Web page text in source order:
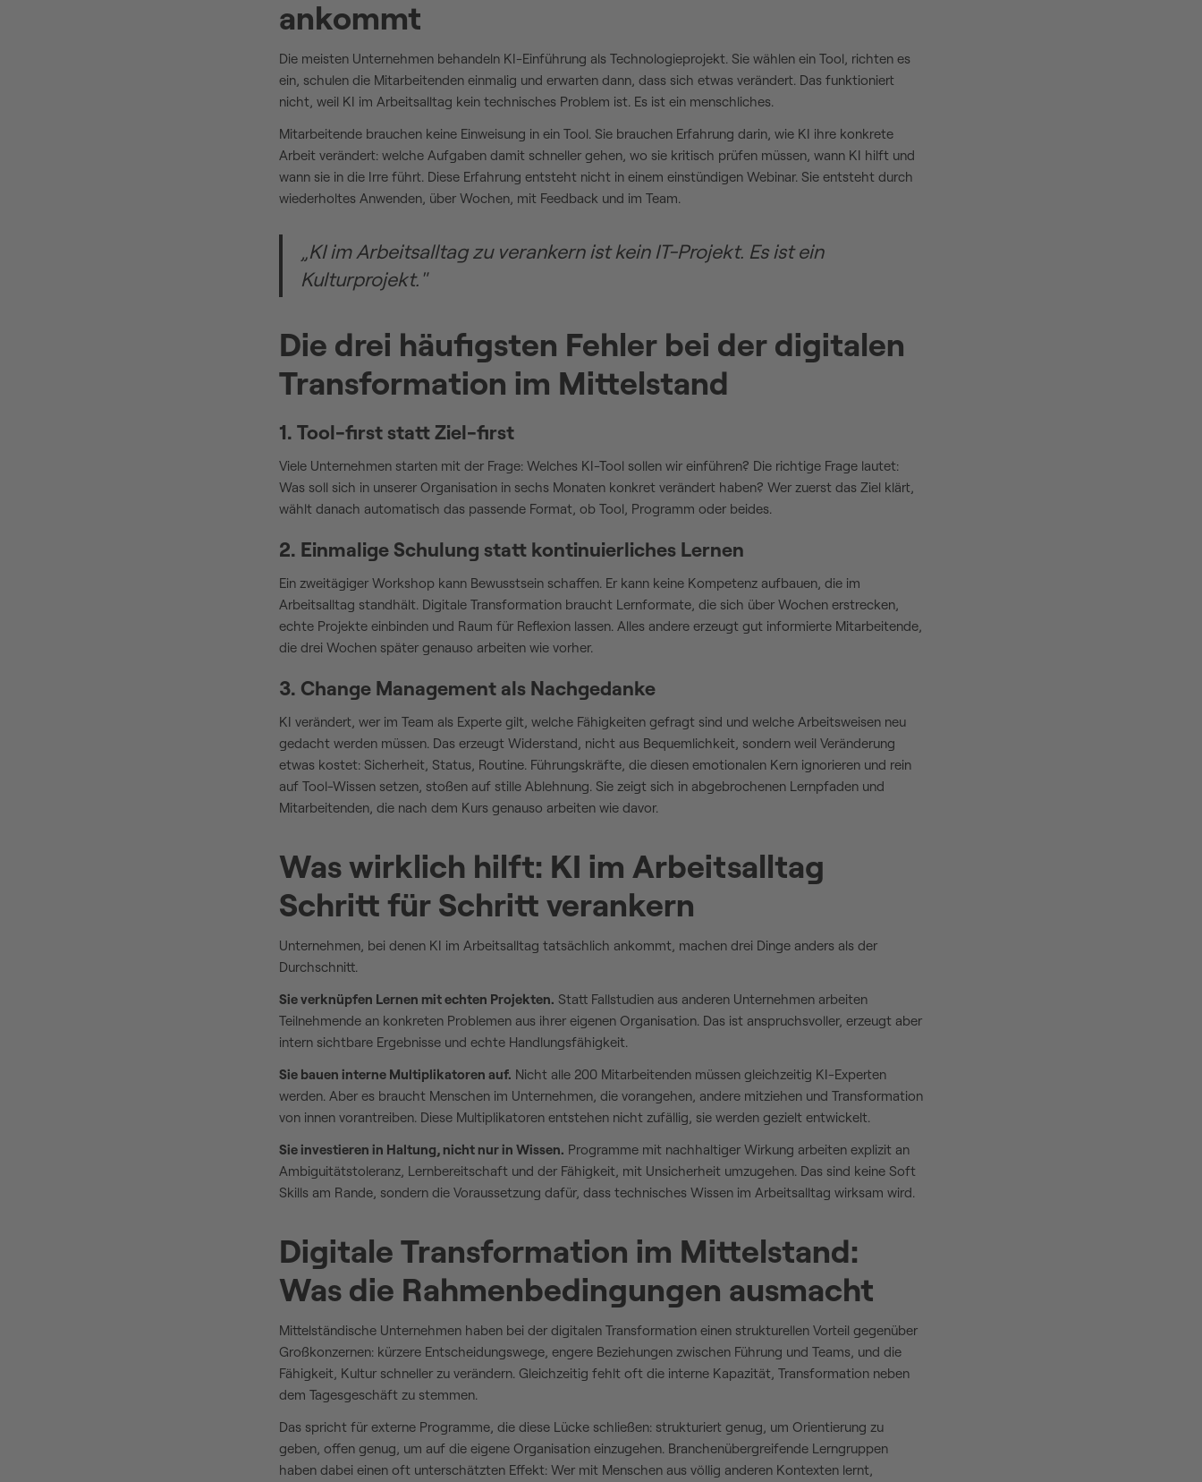
ankommt
Die meisten Unternehmen behandeln KI-Einführung als Technologieprojekt. Sie wählen ein Tool, richten es
ein, schulen die Mitarbeitenden einmalig und erwarten dann, dass sich etwas verändert. Das funktioniert
nicht, weil KI im Arbeitsalltag kein technisches Problem ist. Es ist ein menschliches.
Mitarbeitende brauchen keine Einweisung in ein Tool. Sie brauchen Erfahrung darin, wie KI ihre konkrete
Arbeit verändert: welche Aufgaben damit schneller gehen, wo sie kritisch prüfen müssen, wann KI hilft und
wann sie in die Irre führt. Diese Erfahrung entsteht nicht in einem einstündigen Webinar. Sie entsteht durch
wiederholtes Anwenden, über Wochen, mit Feedback und im Team.
„KI im Arbeitsalltag zu verankern ist kein IT-Projekt. Es ist ein
Kulturprojekt."
Die drei häufigsten Fehler bei der digitalen
Transformation im Mittelstand
1. Tool-first statt Ziel-first
Viele Unternehmen starten mit der Frage: Welches KI-Tool sollen wir einführen? Die richtige Frage lautet:
Was soll sich in unserer Organisation in sechs Monaten konkret verändert haben? Wer zuerst das Ziel klärt,
wählt danach automatisch das passende Format, ob Tool, Programm oder beides.
2. Einmalige Schulung statt kontinuierliches Lernen
Ein zweitägiger Workshop kann Bewusstsein schaffen. Er kann keine Kompetenz aufbauen, die im
Arbeitsalltag standhält. Digitale Transformation braucht Lernformate, die sich über Wochen erstrecken,
echte Projekte einbinden und Raum für Reflexion lassen. Alles andere erzeugt gut informierte Mitarbeitende,
die drei Wochen später genauso arbeiten wie vorher.
3. Change Management als Nachgedanke
KI verändert, wer im Team als Experte gilt, welche Fähigkeiten gefragt sind und welche Arbeitsweisen neu
gedacht werden müssen. Das erzeugt Widerstand, nicht aus Bequemlichkeit, sondern weil Veränderung
etwas kostet: Sicherheit, Status, Routine. Führungskräfte, die diesen emotionalen Kern ignorieren und rein
auf Tool-Wissen setzen, stoßen auf stille Ablehnung. Sie zeigt sich in abgebrochenen Lernpfaden und
Mitarbeitenden, die nach dem Kurs genauso arbeiten wie davor.
Was wirklich hilft: KI im Arbeitsalltag
Schritt für Schritt verankern
Unternehmen, bei denen KI im Arbeitsalltag tatsächlich ankommt, machen drei Dinge anders als der
Durchschnitt.
Sie verknüpfen Lernen mit echten Projekten. Statt Fallstudien aus anderen Unternehmen arbeiten
Teilnehmende an konkreten Problemen aus ihrer eigenen Organisation. Das ist anspruchsvoller, erzeugt aber
intern sichtbare Ergebnisse und echte Handlungsfähigkeit.
Sie bauen interne Multiplikatoren auf. Nicht alle 200 Mitarbeitenden müssen gleichzeitig KI-Experten
werden. Aber es braucht Menschen im Unternehmen, die vorangehen, andere mitziehen und Transformation
von innen vorantreiben. Diese Multiplikatoren entstehen nicht zufällig, sie werden gezielt entwickelt.
Sie investieren in Haltung, nicht nur in Wissen. Programme mit nachhaltiger Wirkung arbeiten explizit an
Ambiguitätstoleranz, Lernbereitschaft und der Fähigkeit, mit Unsicherheit umzugehen. Das sind keine Soft
Skills am Rande, sondern die Voraussetzung dafür, dass technisches Wissen im Arbeitsalltag wirksam wird.
Digitale Transformation im Mittelstand:
Was die Rahmenbedingungen ausmacht
Mittelständische Unternehmen haben bei der digitalen Transformation einen strukturellen Vorteil gegenüber
Großkonzernen: kürzere Entscheidungswege, engere Beziehungen zwischen Führung und Teams, und die
Fähigkeit, Kultur schneller zu verändern. Gleichzeitig fehlt oft die interne Kapazität, Transformation neben
dem Tagesgeschäft zu stemmen.
Das spricht für externe Programme, die diese Lücke schließen: strukturiert genug, um Orientierung zu
geben, offen genug, um auf die eigene Organisation einzugehen. Branchenübergreifende Lerngruppen
haben dabei einen oft unterschätzten Effekt: Wer mit Menschen aus völlig anderen Kontexten lernt,